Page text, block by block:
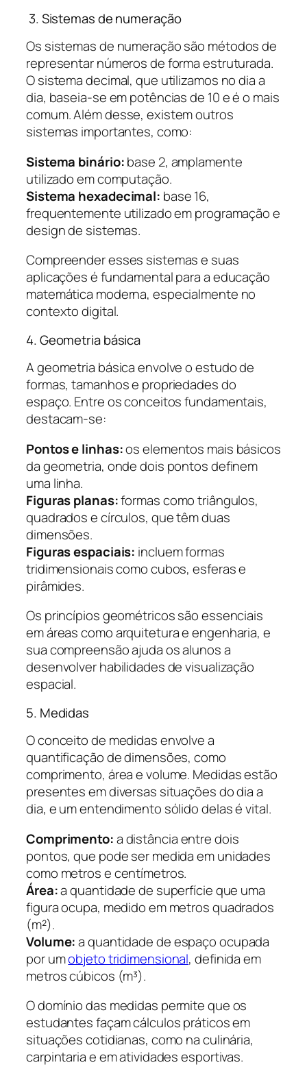
3. Sistemas de numeração
Os sistemas de numeração são métodos de
representar números de forma estruturada.
O sistema decimal, que utilizamos no dia a
dia, baseia-se em potências de 10 e é o mais
comum. Além desse, existem outros
sistemas importantes, como:
Sistema binário:base 2, amplamente
utilizado em computação.
Sistema hexadecimal: base 16,
frequentemente utilizado em programação e
design de sistemas.
Compreender esses sistemas e suas
aplicações é fundamental para a educação
matemática moderna, especialmente no
contexto digital.
4. Geometria básica
A geometria básica envolve o estudo de
formas, tamanhos e propriedades do
espaço. Entre os conceitos fundamentais,
destacam-se:
Pontos e linhas:os elementos mais básicos
da geometria, onde dois pontos definem
uma linha.
Figuras planas:formas como triângulos,
quadrados e círculos, que têm duas
dimensões.
Figuras espaciais: incluem formas
tridimensionais como cubos, esferas e
pirâmides.
Os princípios geométricos são essenciais
em áreas como arquitetura e engenharia, e
sua compreensão ajuda os alunos a
desenvolver habilidades de visualização
espacial.
5. Medidas
O conceito de medidas envolve a
quantificação de dimensões, como
comprimento, área e volume. Medidas estão
presentes em diversas situações do dia a
dia, e um entendimento sólido delas é vital.
Comprimento:a distância entre dois
pontos, que pode ser medida em unidades
como metros e centímetros.
Área:a quantidade de superfície que uma
figura ocupa, medido em metros quadrados
(m²).
Volume:a quantidade de espaço ocupada
por umobjeto tridimensional, definida em
metros cúbicos (m³).
O domínio das medidas permite que os
estudantes façam cálculos práticos em
situações cotidianas, como na culinária,
carpintaria e em atividades esportivas.